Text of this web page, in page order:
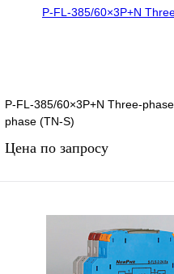
P-FL-385/60×3P+N Three-
phase (TN-S)
Цена по запросу
Запросить
Купить в 1 клик